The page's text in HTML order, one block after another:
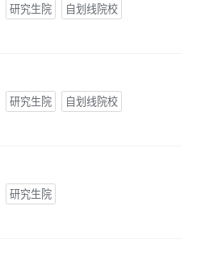
研究生院 自划线院校
研究生院 自划线院校
研究生院